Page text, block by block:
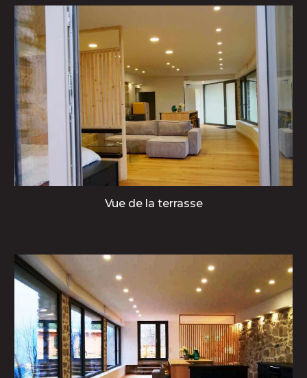
Vue de la terrasse